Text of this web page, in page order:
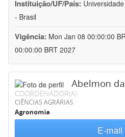
Instituição/UF/País:
- Brasil
Vigência: Mon Jan 08 00:00:00
00:00:00 BRT 2027
Abelmon
COORDENADOR(A)
CIÊNCIAS AGRÁRIAS
Agronomia
E-mail